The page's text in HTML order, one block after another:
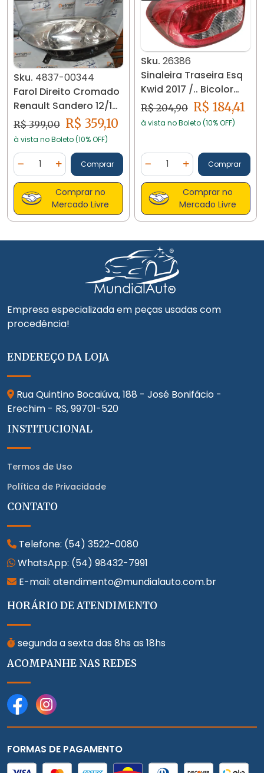
Sku. 4837-00344
Farol Direito Cromado
Renault Sandero 12/16
Usado 4837
R$ 399,00 R$ 359,10
à vista no Boleto (10% OFF)
Diminuir Quantidade
Quantidade
Adicionar Quantidade
Comprar
Comprar no
Mercado Livre
Sku. 26386
Sinaleira Traseira Esq
Kwid 2017 /.. Bicolor
26386
R$ 204,90 R$ 184,41
à vista no Boleto (10% OFF)
Diminuir Quantidade
Quantidade
AdicionarComprar
Comprar no
Mercado Livre
Empresa especializada em peças usadas com
procedência!
ENDEREÇO DA LOJA
Rua Quintino Bocaiúva, 188 - José Bonifácio -
Erechim - RS,99701-520
INSTITUCIONAL
Termos de Uso
Política de Privacidade
CONTATO
Telefone: (54) 3522-0080
WhatsApp: (54) 98432-7991
E-mail: atendimento@mundialauto.com.br
HORÁRIO DE ATENDIMENTO
segunda a sexta das 8hs as 18hs
ACOMPANHE NAS REDES
FORMAS DE PAGAMENTO